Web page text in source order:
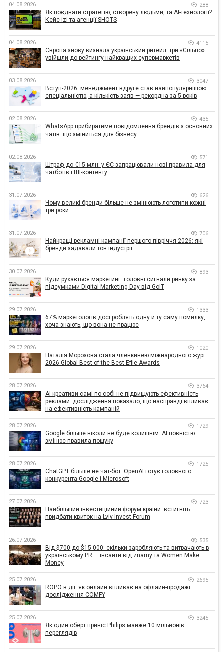
04.08.2026 288
Як поєднати стратегію, створену людьми, та AI-технології?
Кейс izi та агенції SHOTS
04.08.2026 4115
Європа знову визнала український ритейл: три «Сільпо»
увійшли до рейтингу найкращих супермаркетів
03.08.2026 3047
Вступ-2026: менеджмент вдруге став найпопулярнішою
спеціальністю, а кількість заяв — рекордна за 5 років
02.08.2026 435
WhatsApp прибиратиме повідомлення брендів з основних
чатів: що зміниться для бізнесу
02.08.2026 571
Штраф до €15 млн: у ЄС запрацювали нові правила для
чатботів і ШІ-контенту
31.07.2026 626
Чому великі бренди більше не змінюють логотипи кожні
три роки
31.07.2026 706
Найкращі рекламні кампанії першого півріччя 2026: які
бренди задавали тон індустрії
30.07.2026 893
Куди рухається маркетинг: головні сигнали ринку за
підсумками Digital Marketing Day від GoIT
29.07.2026 1333
67% маркетологів досі роблять одну й ту саму помилку,
хоча знають, що вона не працює
29.07.2026 1020
Наталія Морозова стала членкинею міжнародного журі
2026 Global Best of the Best Effie Awards
28.07.2026 3764
AI-креативи самі по собі не підвищують ефективність
реклами: дослідження показало, що насправді впливає
на ефективність кампаній
28.07.2026 1729
Google більше ніколи не буде колишнім: AI повністю
змінює правила пошуку
28.07.2026 1725
ChatGPT більше не чат-бот: OpenAI готує головного
конкурента Google і Microsoft
27.07.2026 723
Найбільший інвестиційний форум країни: встигніть
придбати квиток на Lviv Invest Forum
26.07.2026 535
Від $700 до $15 000: скільки заробляють та витрачають в
українському PR — інсайти від znamy та Women Make
Money
25.07.2026 2695
ROPO в дії: як онлайн впливає на офлайн-продажі —
дослідження COMFY
25.07.2026 3245
Як один оберт приніс Philips майже 10 мільйонів
переглядів